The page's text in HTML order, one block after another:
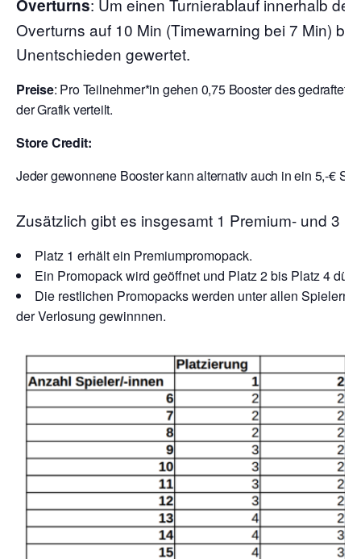
Overturns: Um einen Turnierablauf innerhalb
Overturns auf 10 Min (Timewarning bei 7 Min)
Unentschieden gewertet.
Preise: Pro Teilnehmer*in gehen 0,75 Booster des
der Grafik verteilt.
Store Credit:
Jeder gewonnene Booster kann alternativ auch in ein 5,-€
Zusätzlich gibt es insgesamt 1 Premium- und 3
Platz 1 erhält ein Premiumpromopack.
Ein Promopack wird geöffnet und Platz 2 bis Platz 4
Die restlichen Promopacks werden unter allen Spielern
der Verlosung gewinnnen.